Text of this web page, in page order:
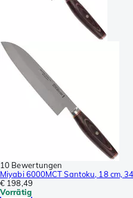
10 Bewertungen
Miyabi 6000MCT Santoku, 18 cm,
€ 198,49
Vorrätig